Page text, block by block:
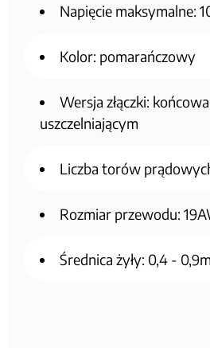
Napięcie maksymalne:
Kolor: pomarańczowy
Wersja złączki:
uszczelniającym
Liczba torów
Rozmiar przewodu:
Średnica żyły: 0,4 -